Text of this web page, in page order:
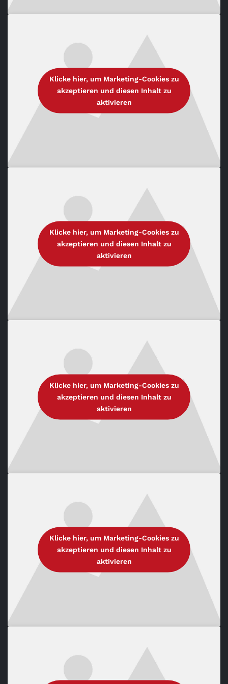
Klicke hier, um Marketing-Cookies zu
akzeptieren und diesen Inhalt zu
aktivieren
Klicke hier, um Marketing-Cookies zu
akzeptieren und diesen Inhalt zu
aktivieren
Klicke hier, um Marketing-Cookies zu
akzeptieren und diesen Inhalt zu
aktivieren
Klicke hier, um Marketing-Cookies zu
akzeptieren und diesen Inhalt zu
aktivieren